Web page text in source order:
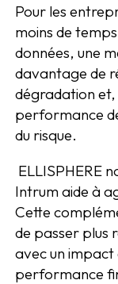
Pour les
moins de
données, une
davantage de
dégradation et,
performance
du risque.
ELLISPHERE
Intrum aide à
Cette
de passer plus
avec un
performance